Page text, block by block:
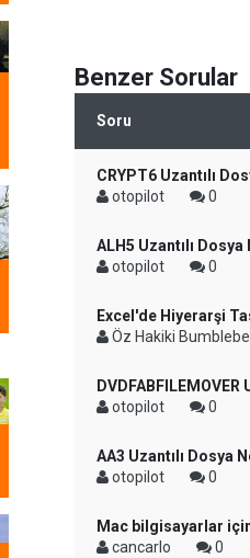
Benzer Sorular
Soru
CRYPT6 Uzantılı
otopilot
0
ALH5 Uzantılı
otopilot
0
Excel'de Hiyerarşi
Öz Hakiki
otopilot
0
AA3 Uzantılı Dosya
otopilot
0
Mac bilgisayarlar
cancarlo
0